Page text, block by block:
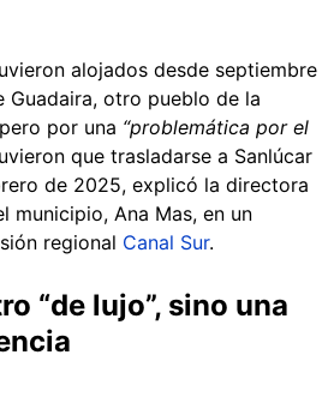
alojados desde septiembre
Guadaira, otro pueblo de la
por una “problemática por el
que trasladarse a Sanlúcar
de 2025, explicó la directora
municipio, Ana Mas, en un
regional Canal Sur.
“de lujo”, sino una